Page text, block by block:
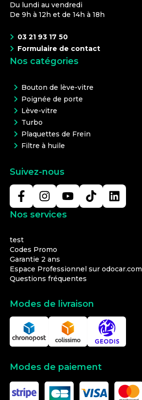
Du lundi au vendredi
De 9h à 12h et de 14h à 18h
03 21 93 17 50
Formulaire de contact
Nos catégories
Bouton de lève-vitre
Poignée de porte
Lève-vitre
Turbo
Plaquettes de Frein
Filtre à huile
Suivez-nous
Nos services
test
Codes Promo
Garantie 2 ans
Espace Professionnel sur odocar.com
Questions fréquentes
Modes de livraison
Modes de paiement